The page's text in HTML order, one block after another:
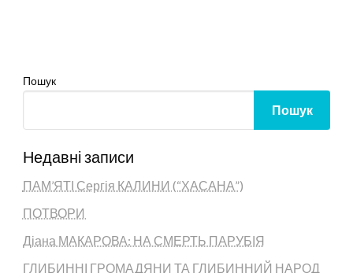
Пошук
Пошук
Недавні записи
ПАМ’ЯТІ Сергія КАЛИНИ (“ХАСАНА”)
ПОТВОРИ
Діана МАКАРОВА: НА СМЕРТЬ ПАРУБІЯ
ГЛИБИННІ ГРОМАДЯНИ ТА ГЛИБИННИЙ НАРОД